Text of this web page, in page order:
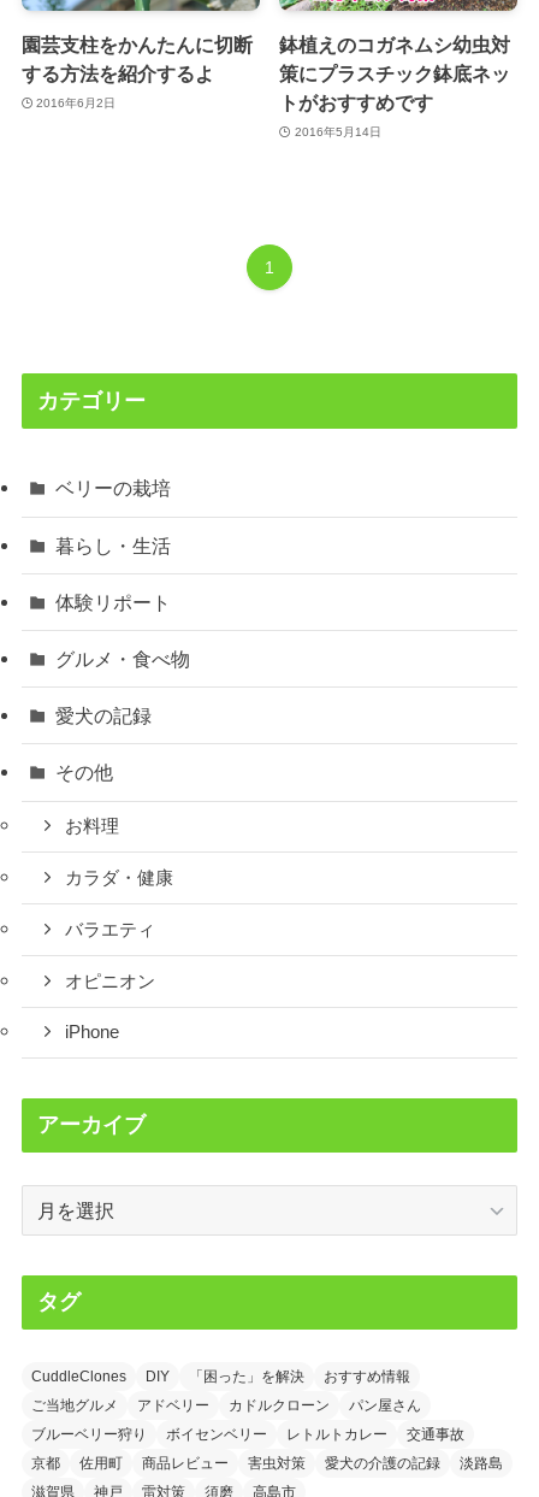
園芸支柱をかんたんに切断
する方法を紹介するよ
2016年6月2日
鉢植えのコガネムシ幼虫対
策にプラスチック鉢底ネッ
トがおすすめです
2016年5月14日
1
カテゴリー
ベリーの栽培
暮らし・生活
体験リポート
グルメ・食べ物
愛犬の記録
その他
お料理
カラダ・健康
バラエティ
オピニオン
iPhone
アーカイブ
タグ
CuddleClones DIY 「困った」を解決
おすすめ情報
ご当地グルメ
アドベリー カドルクローン
パン屋さん
ブルーベリー狩り
ボイセンベリー レトルトカレー
交通事故
京都
佐用町 商品レビュー 害虫対策 愛犬の介護の記録
淡路島
滋賀県
神戸 雷対策 須磨 高島市